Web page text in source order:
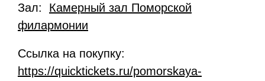
Зал: Камерный зал Поморской
филармонии
Ссылка на покупку:
https://quicktickets.ru/pomorskaya-